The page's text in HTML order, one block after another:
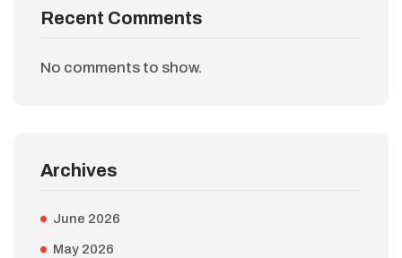
Recent Comments
No comments to show.
Archives
June 2026
May 2026